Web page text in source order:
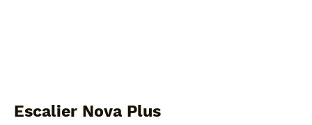
Escalier Nova Plus